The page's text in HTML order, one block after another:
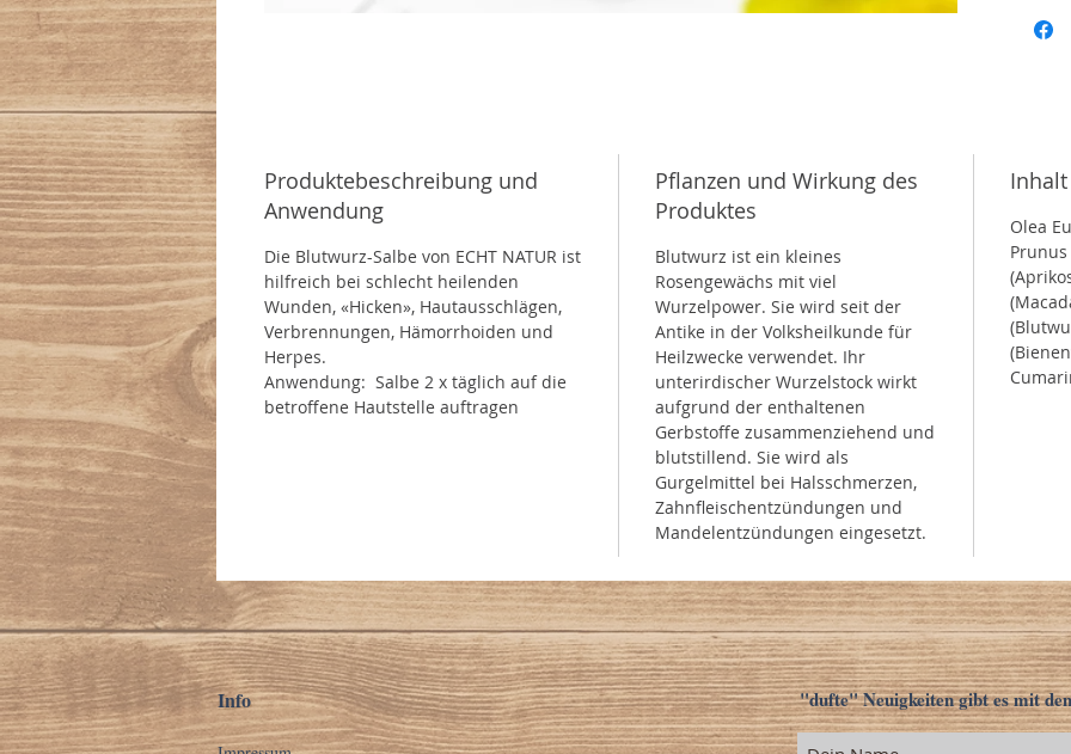
Produktebeschreibung und
Anwendung
Die Blutwurz-Salbe von ECHT NATUR ist
hilfreich bei schlecht heilenden
Wunden, «Hicken», Hautausschlägen,
Verbrennungen, Hämorrhoiden und
Herpes.
Anwendung: Salbe 2 x täglich auf die
betroffene Hautstelle auftragen
Pflanzen und Wirkung des
Produktes
Blutwurz ist ein kleines
Rosengewächs mit viel
Wurzelpower. Sie wird seit der
Antike in der Volksheilkunde für
Heilzwecke verwendet. Ihr
unterirdischer Wurzelstock wirkt
aufgrund der enthaltenen
Gerbstoffe zusammenziehend und
blutstillend. Sie wird als
Gurgelmittel bei Halsschmerzen,
Zahnfleischentzündungen und
Mandelentzündungen eingesetzt.
Inhalt
Olea
"dufte" Neuigkeiten gibt es mit
Info